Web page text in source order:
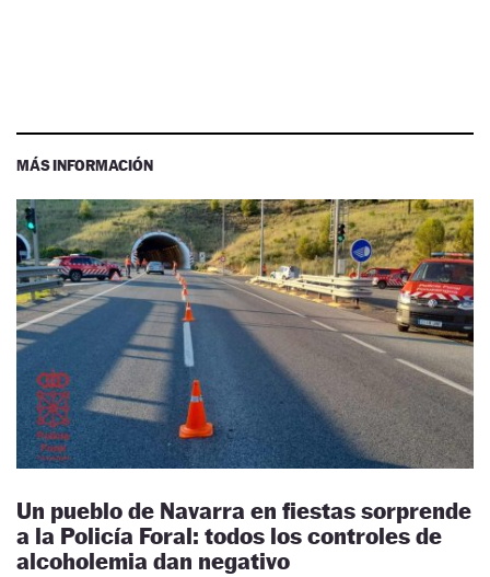
MÁS INFORMACIÓN
Un pueblo de Navarra en fiestas sorprende
a la Policía Foral: todos los controles de
alcoholemia dan negativo